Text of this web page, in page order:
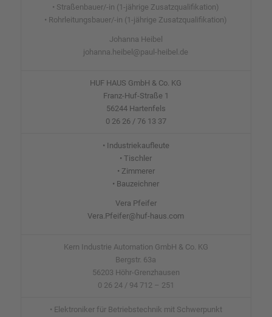
• Straßenbauer/-in (1-jährige Zusatzqualifikation)
• Rohrleitungsbauer/-in (1-jährige Zusatzqualifikation)
Johanna Heibel
johanna.heibel@paul-heibel.de
HUF HAUS GmbH & Co. KG
Franz-Huf-Straße 1
56244 Hartenfels
0 26 26 / 76 13 37
• Industriekaufleute
• Tischler
• Zimmerer
• Bauzeichner
Vera Pfeifer
Vera.Pfeifer@huf-haus.com
Kern Industrie Automation GmbH & Co. KG
Bergstr. 63a
56203 Höhr-Grenzhausen
0 26 24 / 94 712 – 251
• Elektroniker für Betriebstechnik mit Schwerpunkt